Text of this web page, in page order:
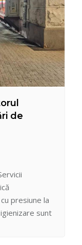
de
presiune la
sunt
atât